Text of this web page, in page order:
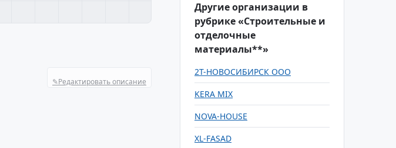
✎Редактировать описание
Другие организации в
рубрике «Строительные и
отделочные
материалы**»
2Т-НОВОСИБИРСК ООО
KERA MIX
NOVA-HOUSE
XL-FASAD